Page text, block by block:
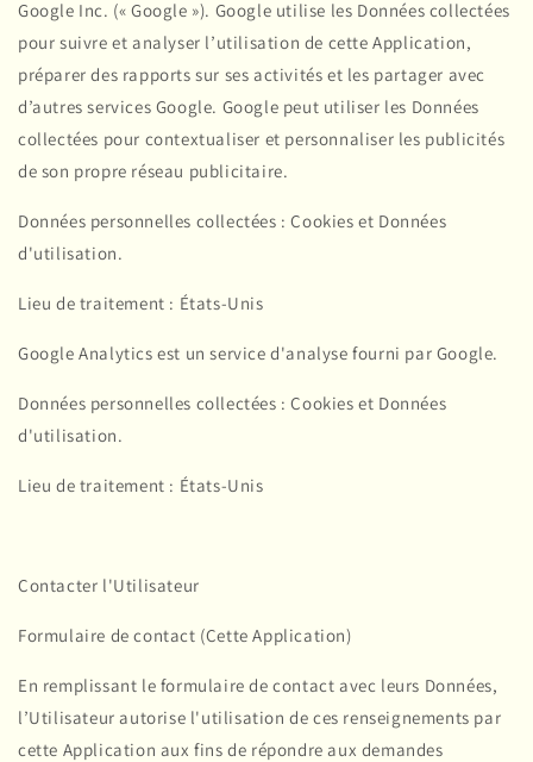
Google Inc. (« Google »). Google utilise les Données collectées
pour suivre et analyser l’utilisation de cette Application,
préparer des rapports sur ses activités et les partager avec
d’autres services Google. Google peut utiliser les Données
collectées pour contextualiser et personnaliser les publicités
de son propre réseau publicitaire.
Données personnelles collectées : Cookies et Données
d'utilisation.
Lieu de traitement : États-Unis
Google Analytics est un service d'analyse fourni par Google.
Données personnelles collectées : Cookies et Données
d'utilisation.
Lieu de traitement : États-Unis
Contacter l'Utilisateur
Formulaire de contact (Cette Application)
En remplissant le formulaire de contact avec leurs Données,
l’Utilisateur autorise l'utilisation de ces renseignements par
cette Application aux fins de répondre aux demandes